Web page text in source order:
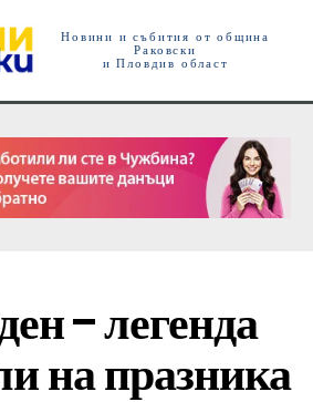
Новини и събития от община
Раковски
и Пловдив област
– легенда
на празника